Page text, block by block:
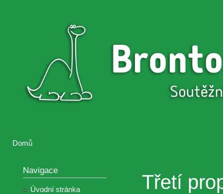
Brontosaurus
Brontosaurus
Domů
Navigace
Úvodní stránka
Třetí